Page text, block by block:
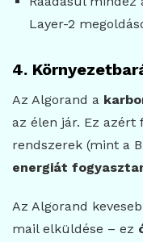
Layer-2
4.
Az Algorand a
az élen jár. Ez azért
rendszerek (mint a
energiát
Az Algorand
mail elküldése – ez